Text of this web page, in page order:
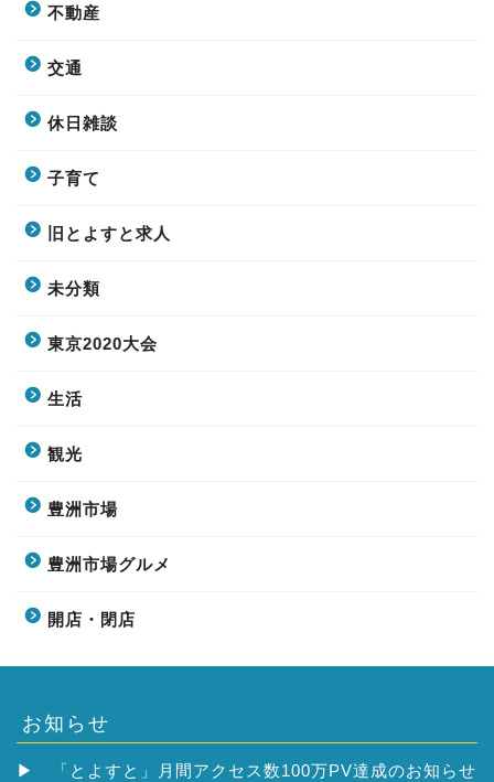
不動産
交通
休日雑談
子育て
旧とよすと求人
未分類
東京2020大会
生活
観光
豊洲市場
豊洲市場グルメ
開店・閉店
お知らせ
▶ 「とよすと」月間アクセス数100万PV達成のお知らせ